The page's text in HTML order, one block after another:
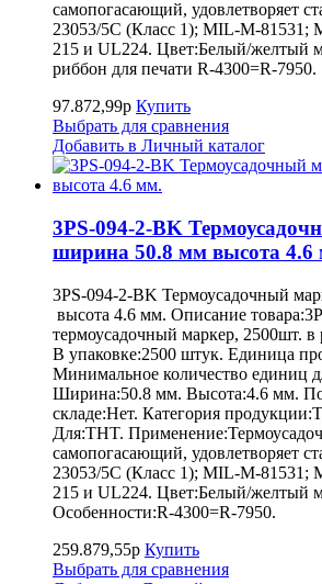
самопогасающий, удовлетворяет
23053/5C (Класс 1); MIL-M-81531;
215 и UL224. Цвет:Белый/желтый
риббон для печати R-4300=R-7950.
97.872,99р Купить
Выбрать для сравнения
Добавить в Личный каталог
3PS-094-2-BK
ширина 50.8 мм высота 4.6
3PS-094-2-BK Термоусадочный
высота 4.6 мм. Описание
термоусадочный маркер, 2500шт.
В упаковке:2500 штук. Единица
Минимальное количество единиц
Ширина:50.8 мм. Высота:4.6 мм.
складе:Нет. Категория
Для:THT.
самопогасающий, удовлетворяет
23053/5C (Класс 1); MIL-M-81531;
215 и UL224. Цвет:Белый/желтый
Особенности:R-4300=R-7950.
259.879,55р Купить
Выбрать для сравнения